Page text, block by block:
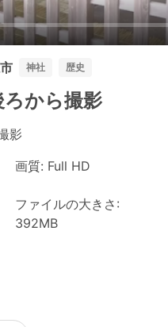
神社 歴史
ろから撮影
影
画質: Full HD
ファイルの大きさ:
392MB